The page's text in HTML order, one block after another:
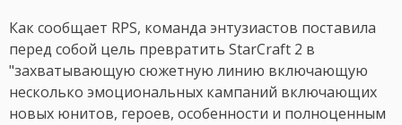
Как сообщает RPS, команда энтузиастов поставила
перед собой цель превратить StarCraft 2 в
"захватывающую сюжетную линию включающую
несколько эмоциональных кампаний включающих
новых юнитов, героев, особенности и полноценным